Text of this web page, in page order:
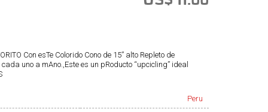
Con esTe Colorido Cono de 15” alto Repleto de
uno a mAno.,Este es un pRoducto “upcicling” ideal
Peru